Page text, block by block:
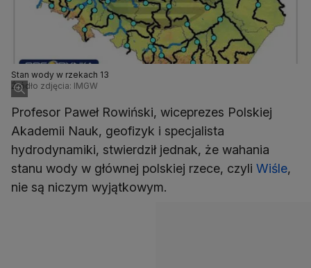
Stan wody w rzekach 13
Źródło zdjęcia: IMGW
Profesor Paweł Rowiński, wiceprezes Polskiej
Akademii Nauk, geofizyk i specjalista
hydrodynamiki, stwierdził jednak, że wahania
stanu wody w głównej polskiej rzece, czyli Wiśle,
nie są niczym wyjątkowym.